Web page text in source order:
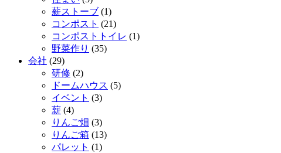
薪ストーブ (1)
コンポスト (21)
コンポストトイレ (1)
野菜作り (35)
会社 (29)
研修 (2)
ドームハウス (5)
イベント (3)
薪 (4)
りんご畑 (3)
りんご箱 (13)
パレット (1)